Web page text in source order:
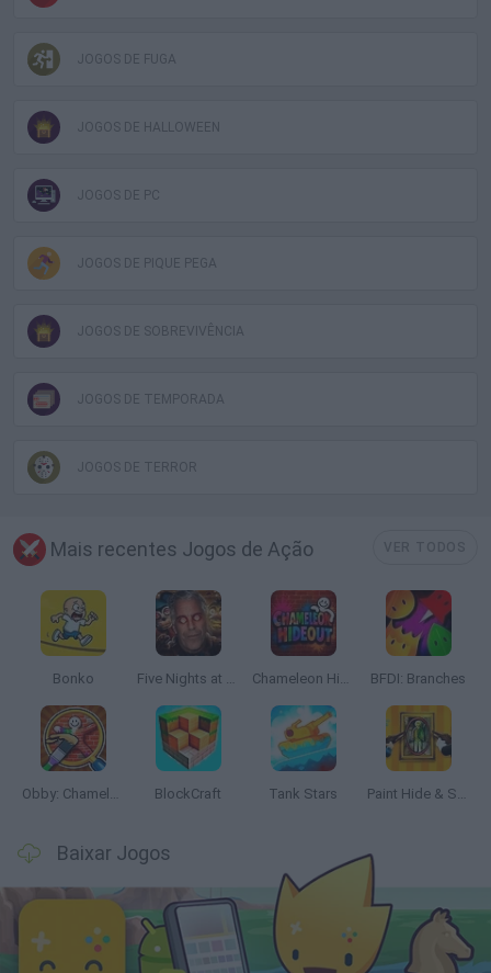
JOGOS DE FUGA
JOGOS DE HALLOWEEN
JOGOS DE PC
JOGOS DE PIQUE PEGA
JOGOS DE SOBREVIVÊNCIA
JOGOS DE TEMPORADA
JOGOS DE TERROR
Mais recentes Jogos de Ação
Bonko Five Nights at Epstein's Chameleon Hideout BFDI: Branches
Obby: Chameleon: Paint & Hide BlockCraft Tank Stars Paint Hide & Seek
Baixar Jogos